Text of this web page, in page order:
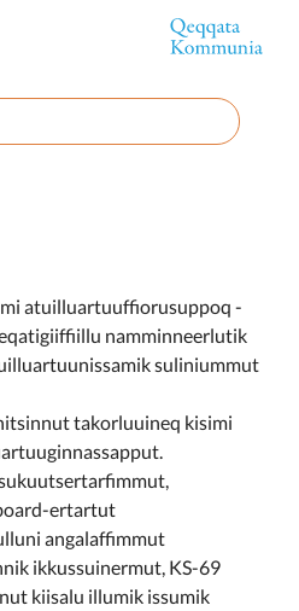
atuilluartuuffiorusuppoq -
namminneerlutik
suliniummut
takorluuineq kisimi
ertartut
angalaffimmut
ikkussuinermut, KS-69
kiisalu illumik issumik